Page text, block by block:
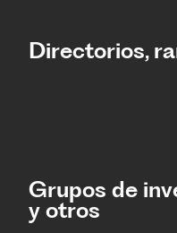
Directorios,
Grupos de
y otros